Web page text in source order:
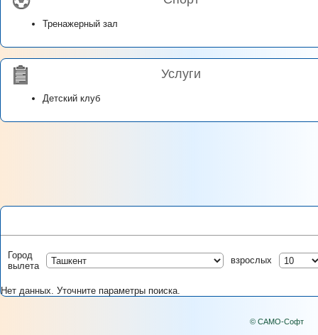
Тренажерный зал
Услуги
Детский клуб
Город
вылета
взрослых
Нет данных. Уточните параметры поиска.
© САМО-Софт